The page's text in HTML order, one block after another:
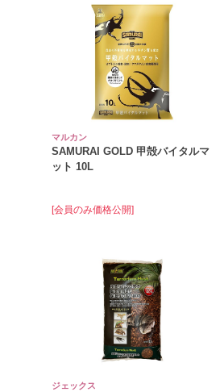
マルカン
SAMURAI GOLD 甲殻バイタルマ
ット 10L
[会員のみ価格公開]
ジェックス